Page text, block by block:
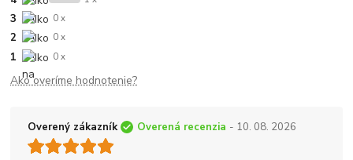
3 0 x
2 0 x
1 0 x
Ako overíme hodnotenie?
Overený zákazník Overená recenzia - 10. 08. 2026